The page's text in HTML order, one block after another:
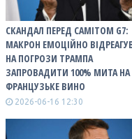
СКАНДАЛ ПЕРЕД САМІТОМ G7:
МАКРОН ЕМОЦІЙНО
НА ПОГРОЗИ ТРАМПА
ЗАПРОВАДИТИ 100% МИТА НА
ФРАНЦУЗЬКЕ ВИНО
2026-06-16 12:30